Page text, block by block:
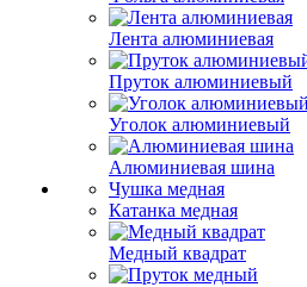
Лента алюминиевая
Пруток алюминиевый
Уголок алюминиевый
Алюминиевая шина
Чушка медная
Катанка медная
Медный квадрат